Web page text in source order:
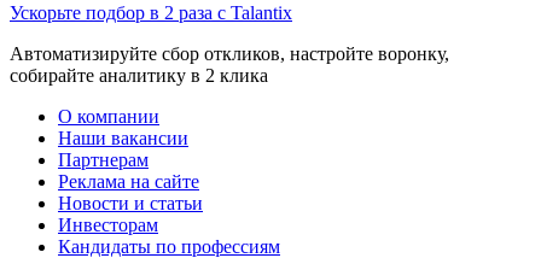
Ускорьте подбор в 2 раза с Talantix
Автоматизируйте сбор откликов, настройте воронку,
собирайте аналитику в 2 клика
О компании
Наши вакансии
Партнерам
Реклама на сайте
Новости и статьи
Инвесторам
Кандидаты по профессиям